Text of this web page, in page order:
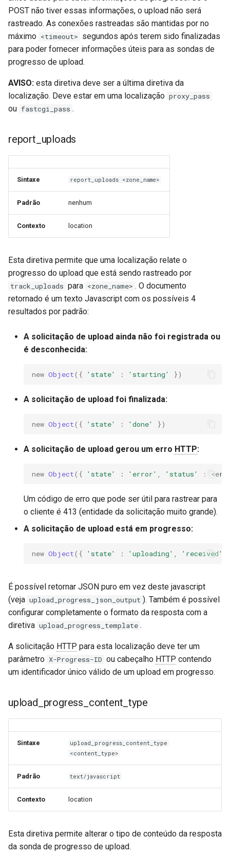
nsq
openidc
openssl
prettycjson
pubsub
rack
radixtree
redis-ratelimit
redis-util
redis
reqargs
requests
session
shell
signal
smtp
snappy
stats
string
tags
POST não tiver essas informações, o upload não será
rastreado. As conexões rastreadas são mantidas por no
máximo <timeout> segundos após terem sido finalizadas
para poder fornecer informações úteis para as sondas de
progresso de upload.
AVISO: esta diretiva deve ser a última diretiva da
localização. Deve estar em uma localização proxy_pass
ou fastcgi_pass .
report_uploads
Sintaxe report_uploads <zone_name>
Padrão nenhum
Contexto location
Esta diretiva permite que uma localização relate o
progresso do upload que está sendo rastreado por
track_uploads para <zone_name> . O documento
retornado é um texto Javascript com os possíveis 4
resultados por padrão:
A solicitação de upload ainda não foi registrada ou
é desconhecida:
new Object({ 'state' : 'starting' })
A solicitação de upload foi finalizada:
new Object({ 'state' : 'done' })
A solicitação de upload gerou um erro HTTP:
new Object({ 'state' : 'error' 'status' : <
Um código de erro que pode ser útil para rastrear para
o cliente é 413 (entidade da solicitação muito grande).
A solicitação de upload está em progresso:
new Object({ 'state' : 'uploading' 'received'
É possível retornar JSON puro em vez deste javascript
(veja upload_progress_json_output ). Também é possível
configurar completamente o formato da resposta com a
diretiva upload_progress_template .
A solicitação HTTP para esta localização deve ter um
parâmetro X-Progress-ID ou cabeçalho HTTP contendo
um identificador único válido de um upload em progresso.
upload_progress_content_type
Sintaxe
upload_progress_content_type
<content_type>
Padrão text/javascript
Contexto location
Esta diretiva permite alterar o tipo de conteúdo da resposta
da sonda de progresso de upload.